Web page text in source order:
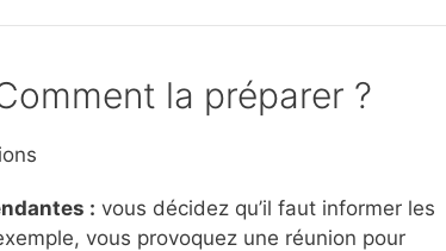
la préparer ?
: vous décidez qu’il faut informer les
vous provoquez une réunion pour